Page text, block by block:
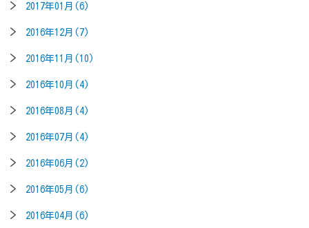
2017年01月(6)
2016年12月(7)
2016年11月(10)
2016年10月(4)
2016年08月(4)
2016年07月(4)
2016年06月(2)
2016年05月(6)
2016年04月(6)